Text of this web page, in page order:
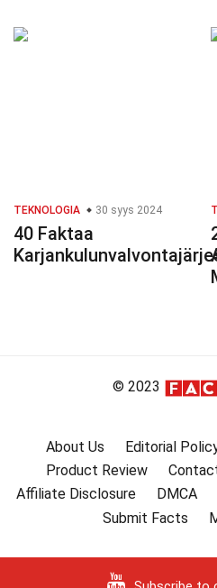
TEKNOLOGIA 30 syys 2024
40 Faktaa
© 2023
About Us Editorial
Product Review
Affiliate Disclosure
DMCA
Submit Facts